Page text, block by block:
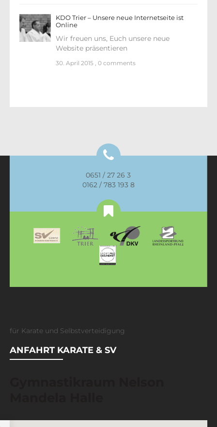
KDO Trier – Unsere neue Internetseite ist
Online
Wir freuen uns, Euch unsere neue
Website präsentieren
30. April 2015 0 comments
0651 / 27 26 3
0162 / 783 193 8
für Karate und Selbstverteidigung
ANFAHRT KARATE & SV